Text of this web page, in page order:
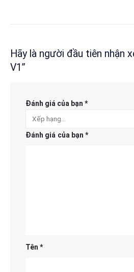
Hãy là người đầu tiên nhận
V1”
Đánh giá của bạn *
Đánh giá của bạn*
Tên*